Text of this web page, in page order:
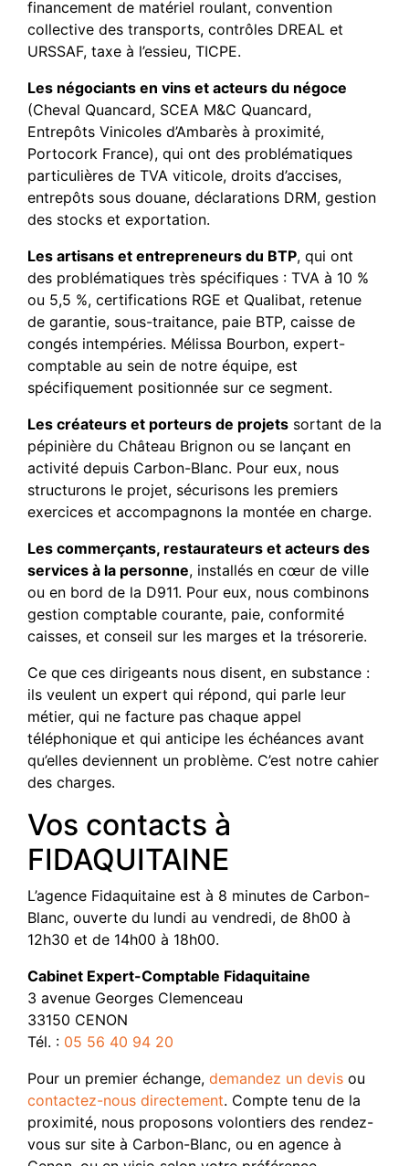
financement de matériel roulant, convention
collective des transports, contrôles DREAL et
URSSAF, taxe à l’essieu, TICPE.
Les négociants en vins et acteurs du négoce
(Cheval Quancard, SCEA M&C Quancard,
Entrepôts Vinicoles d’Ambarès à proximité,
Portocork France), qui ont des problématiques
particulières de TVA viticole, droits d’accises,
entrepôts sous douane, déclarations DRM, gestion
des stocks et exportation.
Les artisans et entrepreneurs du BTP, qui ont
des problématiques très spécifiques : TVA à 10 %
ou 5,5 %, certifications RGE et Qualibat, retenue
de garantie, sous-traitance, paie BTP, caisse de
congés intempéries. Mélissa Bourbon, expert-
comptable au sein de notre équipe, est
spécifiquement positionnée sur ce segment.
Les créateurs et porteurs de projets sortant de la
pépinière du Château Brignon ou se lançant en
activité depuis Carbon-Blanc. Pour eux, nous
structurons le projet, sécurisons les premiers
exercices et accompagnons la montée en charge.
Les commerçants, restaurateurs et acteurs des
services à la personne, installés en cœur de ville
ou en bord de la D911. Pour eux, nous combinons
gestion comptable courante, paie, conformité
caisses, et conseil sur les marges et la trésorerie.
Ce que ces dirigeants nous disent, en substance :
ils veulent un expert qui répond, qui parle leur
métier, qui ne facture pas chaque appel
téléphonique et qui anticipe les échéances avant
qu’elles deviennent un problème. C’est notre cahier
des charges.
Vos contacts à
FIDAQUITAINE
L’agence Fidaquitaine est à 8 minutes de Carbon-
Blanc, ouverte du lundi au vendredi, de 8h00 à
12h30 et de 14h00 à 18h00.
Cabinet Expert-Comptable Fidaquitaine
3 avenue Georges Clemenceau
33150 CENON
Tél. : 05 56 40 94 20
Pour un premier échange, demandez un devis ou
contactez-nous directement. Compte tenu de la
proximité, nous proposons volontiers des rendez-
vous sur site à Carbon-Blanc, ou en agence à